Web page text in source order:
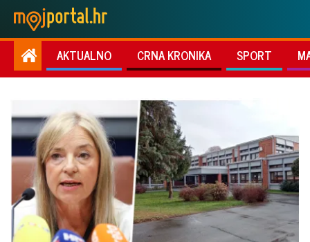
AKTUALNO CRNA KRONIKA SPORT